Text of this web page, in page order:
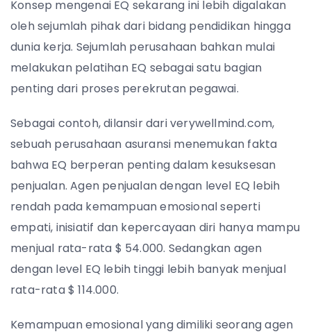
Konsep mengenai EQ sekarang ini lebih digalakan
oleh sejumlah pihak dari bidang pendidikan hingga
dunia kerja. Sejumlah perusahaan bahkan mulai
melakukan pelatihan EQ sebagai satu bagian
penting dari proses perekrutan pegawai.
Sebagai contoh, dilansir dari verywellmind.com,
sebuah perusahaan asuransi menemukan fakta
bahwa EQ berperan penting dalam kesuksesan
penjualan. Agen penjualan dengan level EQ lebih
rendah pada kemampuan emosional seperti
empati, inisiatif dan kepercayaan diri hanya mampu
menjual rata-rata $ 54.000. Sedangkan agen
dengan level EQ lebih tinggi lebih banyak menjual
rata-rata $ 114.000.
Kemampuan emosional yang dimiliki seorang agen